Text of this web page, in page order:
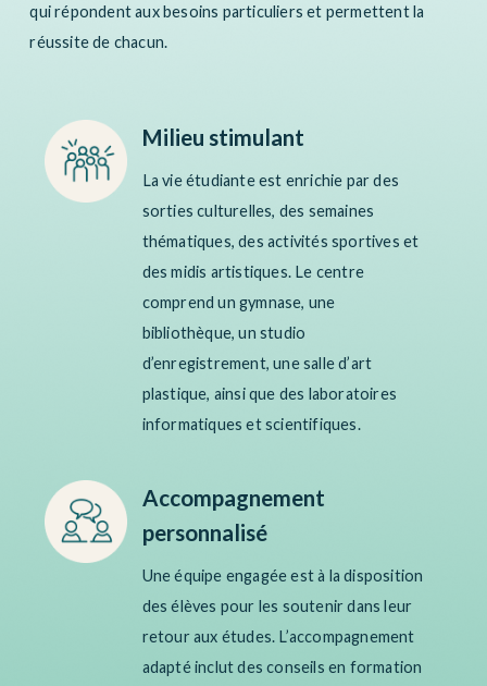
qui répondentaux besoins particuliers et permettent la
réussite de chacun.
Milieu stimulant
Lavie étudianteest enrichie pardes
sorties culturelles, des semaines
thématiques, des activités sportives et
des midis artistiques. Le centre
comprend un gymnase, une
bibliothèque, un studio
d’enregistrement, une salle d’art
plastique, ainsi que des laboratoires
informatiques et scientifiques.
Accompagnement
personnalisé
Une équipe engagée est à la disposition
des élèves pour les soutenirdans leur
retour aux études. L’accompagnement
adapté inclut des conseils en formation